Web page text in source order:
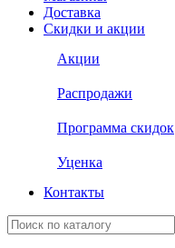
Доставка
Скидки и акции
Акции
Распродажи
Программа скидок
Уценка
Контакты